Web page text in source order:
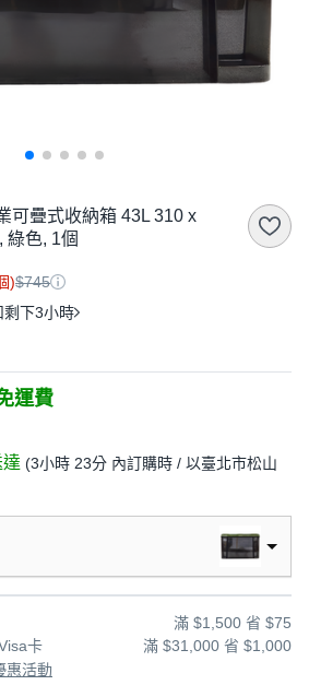
可疊式收納箱 43L 310 x
綠色, 1個
)$745
剩下3小時
運費
(3小時 23分 內訂購時 / 以臺北市松山
滿 $1,500 省 $75
卡
滿 $31,000 省 $1,000
惠活動